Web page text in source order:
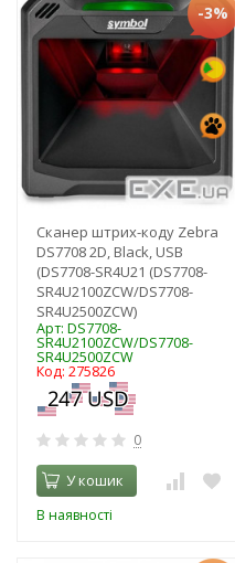
-3%
Сканер штрих-коду Zebra
DS7708 2D, Black, USB
(DS7708-SR4U21 (DS7708-
SR4U2100ZCW/DS7708-
SR4U2500ZCW)
Арт: DS7708-
SR4U2100ZCW/DS7708-
SR4U2500ZCW
Код: 275826
0
У кошик
В наявності